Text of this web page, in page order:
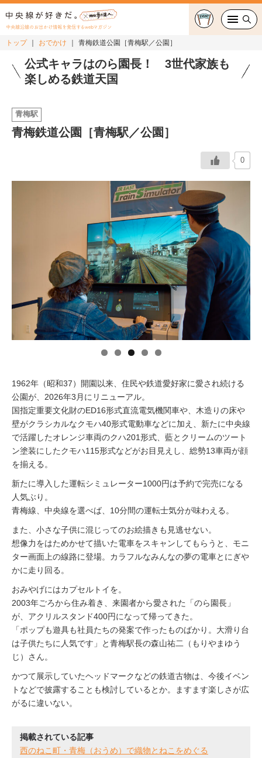
中央線沿線のお出かけ情報を発信するwebマガジン
グルメ・カフェ
おでかけ
中央線フェス
イベント情報
おしらせ
トップ おでかけ 青梅鉄道公園［青梅駅／公園］
公式キャラはのら園長！ 3世代家族も
楽しめる鉄道天国
青梅駅
青梅鉄道公園［青梅駅／公園］
0
1962年（昭和37）開園以来、住民や鉄道愛好家に愛され続ける
公園が、2026年3月にリニューアル。
国指定重要文化財のED16形式直流電気機関車や、木造りの床や
壁がクラシカルなクモハ40形式電動車などに加え、新たに中央線
で活躍したオレンジ車両のクハ201形式、藍とクリームのツート
ン塗装にしたクモハ115形式などがお目見えし、総勢13車両が顔
を揃える。
新たに導入した運転シミュレーター1000円は予約で完売になる
人気ぶり。
青梅線、中央線を選べば、10分間の運転士気分が味わえる。
また、小さな子供に混じってのお絵描きも見逃せない。
想像力をはためかせて描いた電車をスキャンしてもらうと、モニ
ター画面上の線路に登場。カラフルなみんなの夢の電車とにぎや
かに走り回る。
おみやげにはカプセルトイを。
2003年ごろから住み着き、来園者から愛された「のら園長」
が、アクリルスタンド400円になって帰ってきた。
「ポップも遊具も社員たちの発案で作ったものばかり。大滑り台
は子供たちに人気です」と青梅駅長の森山祐二（もりやまゆう
じ）さん。
かつて展示していたヘッドマークなどの鉄道古物は、今後イベン
トなどで披露することも検討しているとか。ますます楽しさが広
がるに違いない。
掲載されている記事
西のねこ町・青梅（おうめ）で織物とねこをめぐる